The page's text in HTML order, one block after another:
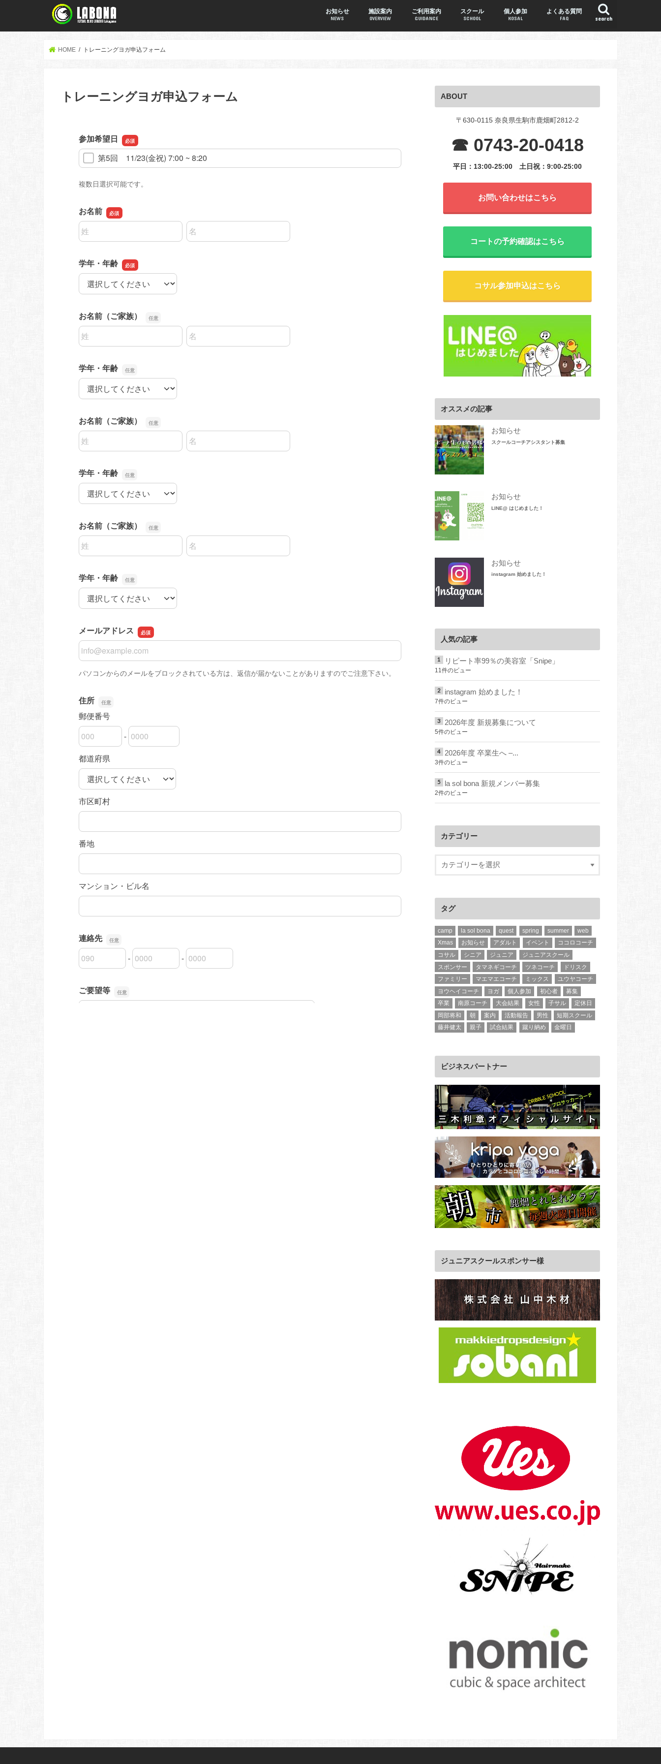
search
お知らせ
NEWS
施設案内
OVERVIEW
ご利用案内
GUIDANCE
スクール
SCHOOL
個人参加
KOSAL
よくある質問
FAQ
HOME トレーニングヨガ申込フォーム
トレーニングヨガ申込フォーム ABOUT
〒630-0115 奈良県生駒市鹿畑町2812-2
☎ 0743-20-0418
平日：13:00-25:00 土日祝：9:00-25:00
お問い合わせはこちら
コートの予約確認はこちら
コサル参加申込はこちら
オススメの記事
お知らせ
スクールコーチアシスタント募集
お知らせ
LINE@ はじめました！
お知らせ
instagram 始めました！
人気の記事
リピート率99％の美容室「Snipe」
11件のビュー
instagram 始めました！
7件のビュー
2026年度 新規募集について
5件のビュー
2026年度 卒業生へ –...
3件のビュー
la sol bona 新規メンバー募集
2件のビュー
カテゴリー
タグ
camp la sol bona quest spring summer
web
Xmas
お知らせ アダルト イベント
ココロコーチ
コサル
シニア ジュニア
ジュニアスクール
スポンサー
タマネギコーチ ツネコーチ
ドリスク
ファミリー
マエマエコーチ ミックス
ユウヤコーチ
ヨウヘイコーチ
ヨガ 個人参加 初心者
募集
卒業
南原コーチ 大会結果 女性 子サル
定休日
岡部将和
朝 案内 活動報告 男性
短期スクール
藤井健太
親子 試合結果 蹴り納め 金曜日
ビジネスパートナー
ジュニアスクールスポンサー様